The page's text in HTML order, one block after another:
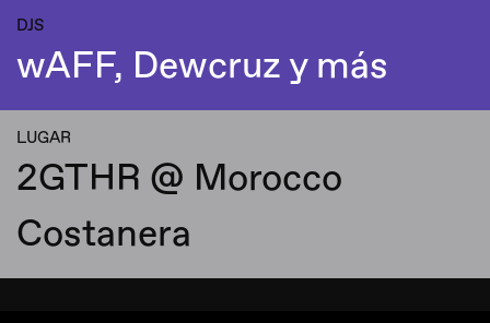
DJS
wAFF, Dewcruz y más
LUGAR
2GTHR @ Morocco
Costanera